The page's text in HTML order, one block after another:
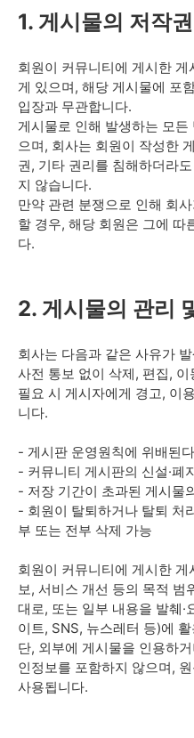
1. 게시물의 저작
회원이 커뮤니티에 게시한
게 있으며, 해당 게시물에 포
입장과 무관합니다.
게시물로 인해 발생하는 모
으며, 회사는 회원이 작성한
권, 기타 권리를 침해하더라
지 않습니다.
만약 관련 분쟁으로 인해 회
할 경우, 해당 회원은 그에 따
다.
2. 게시물의 관리
회사는 다음과 같은 사유가
사전 통보 없이 삭제, 편집,
필요 시 게시자에게 경고, 이
니다.
- 게시판 운영원칙에 위배된
- 커뮤니티 게시판의 신설·폐
- 저장 기간이 초과된 게시물
- 회원이 탈퇴하거나 탈퇴 처
부 또는 전부 삭제 가능
회원이 커뮤니티에 게시한
보, 서비스 개선 등의 목적 범
대로, 또는 일부 내용을 발췌
이트, SNS, 뉴스레터 등)에
단, 외부에 게시물을 인용하
인정보를 포함하지 않으며,
사용됩니다.